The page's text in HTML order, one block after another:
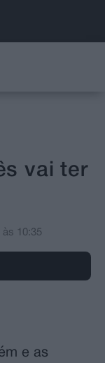
vai ter
às 10:35
e as